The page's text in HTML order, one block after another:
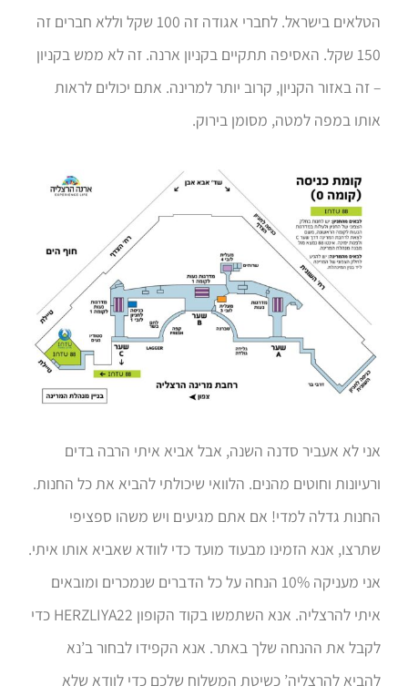
הטלאים בישראל. לחברי אגודה זה 100 שקל וללא חברים זה
150 שקל. האסיפה תתקיים בקניון ארנה. זה לא ממש בקניון
– זה באזור הקניון, קרוב יותר למרינה. אתם יכולים לראות
אותו במפה למטה, מסומן בירוק.
אני לא אעביר סדנה השנה, אבל אביא איתי הרבה בדים
ורעיונות וחוטים מהנים. הלוואי שיכולתי להביא את כל החנות.
החנות גדלה למדי! אם אתם מגיעים ויש משהו ספציפי
שתרצו, אנא הזמינו מבעוד מועד כדי לוודא שאביא אותו איתי.
אני מעניקה 10% הנחה על כל הדברים שנמכרים ומובאים
איתי להרצליה. אנא השתמשו בקוד הקופון HERZLIYA22 כדי
לקבל את ההנחה שלך באתר. אנא הקפידו לבחור ב’נא
להביא להרצליה’ כשיטת המשלוח שלכם כדי לוודא שלא